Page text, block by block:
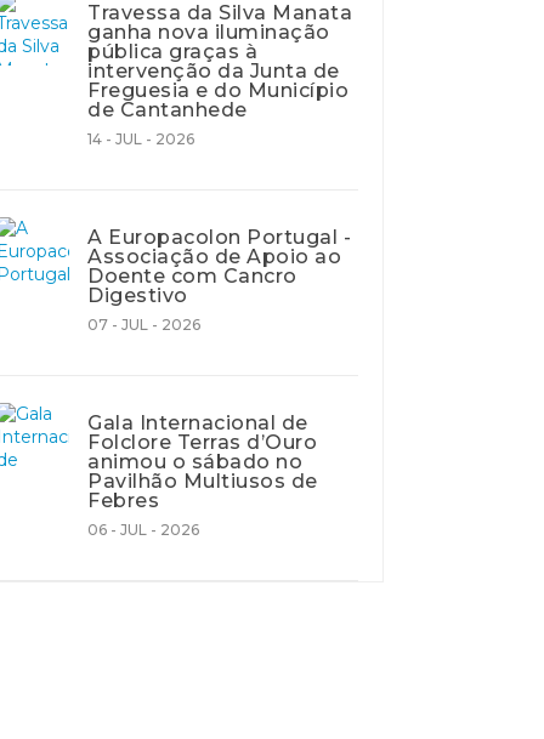
Travessa da Silva Manata
ganha nova iluminação
pública graças à
intervenção da Junta de
Freguesia e do Município
de Cantanhede
14 - JUL - 2026
A Europacolon Portugal -
Associação de Apoio ao
Doente com Cancro
Digestivo
07 - JUL - 2026
Gala Internacional de
Folclore Terras d’Ouro
animou o sábado no
Pavilhão Multiusos de
Febres
06 - JUL - 2026